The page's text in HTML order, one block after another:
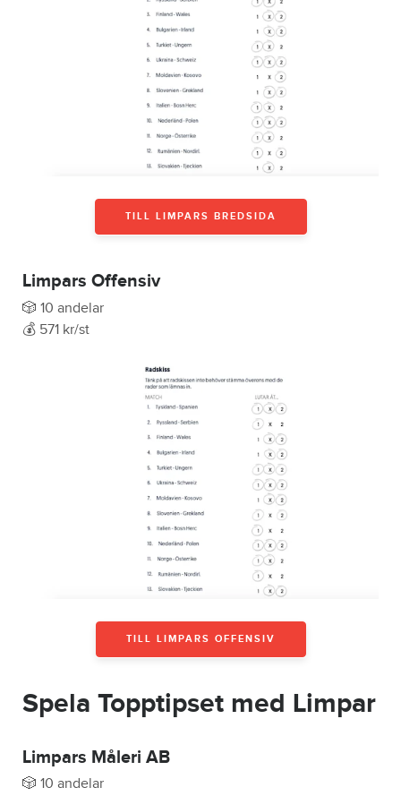
TILL LIMPARS BREDSIDA
Limpars Offensiv
🎲 10 andelar
💰 571 kr/st
TILL LIMPARS OFFENSIV
Spela Topptipset med Limpar
Limpars Måleri AB
🎲 10 andelar